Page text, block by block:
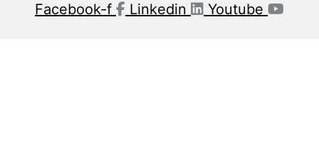
Facebook-f Linkedin Youtube